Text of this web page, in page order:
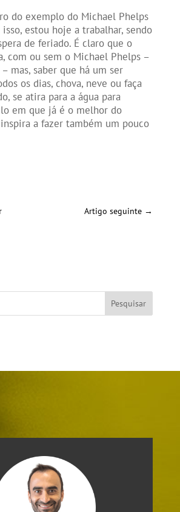
do exemplo do Michael Phelps
estou hoje a trabalhar, sendo
de feriado. É claro que o
com ou sem o Michael Phelps –
mas, saber que há um ser
os dias, chova, neve ou faça
se atira para a água para
em que já é o melhor do
a fazer também um pouco
Artigo seguinte →